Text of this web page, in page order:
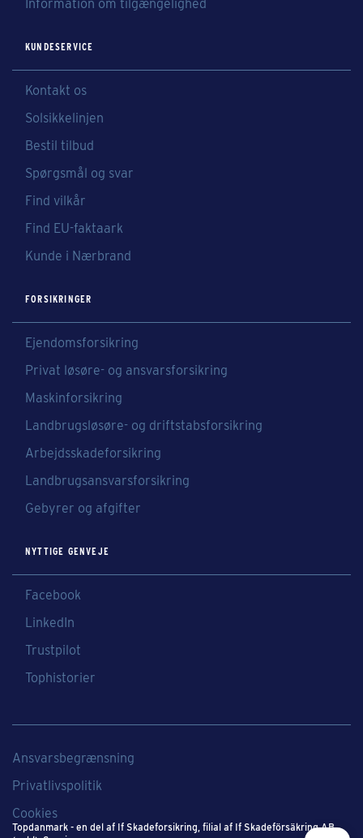
Information om tilgængelighed
KUNDESERVICE
Kontakt os
Solsikkelinjen
Bestil tilbud
Spørgsmål og svar
Find vilkår
Find EU-faktaark
Kunde i Nærbrand
FORSIKRINGER
Ejendomsforsikring
Privat løsøre- og ansvarsforsikring
Maskinforsikring
Landbrugsløsøre- og driftstabsforsikring
Arbejdsskadeforsikring
Landbrugsansvarsforsikring
Gebyrer og afgifter
NYTTIGE GENVEJE
Facebook
LinkedIn
Trustpilot
Tophistorier
Topdanmark - en del af If Skadeforsikring​, filial af If Skadeförsäkring AB
Ansvarsbegrænsning
Privatlivspolitik
Cookies